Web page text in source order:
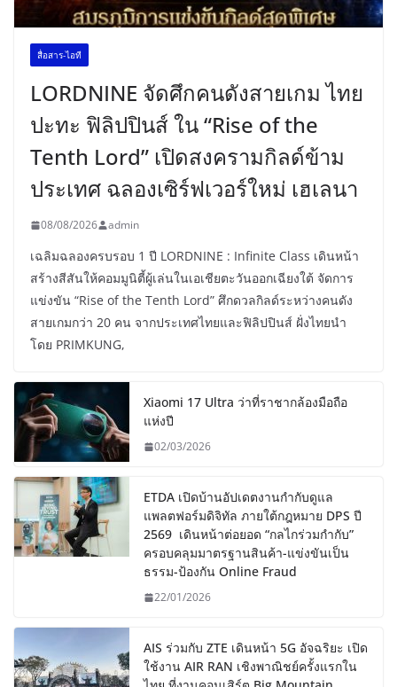
สื่อสาร-ไอที
LORDNINE จัดศึกคนดังสายเกม ไทย
ปะทะ ฟิลิปปินส์ ใน “Rise of the
Tenth Lord” เปิดสงครามกิลด์ข้าม
ประเทศ ฉลองเซิร์ฟเวอร์ใหม่ เฮเลนา
08/08/2026 admin
เฉลิมฉลองครบรอบ 1 ปี LORDNINE : Infinite Class เดินหน้า
สร้างสีสันให้คอมมูนิตี้ผู้เล่นในเอเชียตะวันออกเฉียงใต้ จัดการ
แข่งขัน “Rise of the Tenth Lord” ศึกดวลกิลด์ระหว่างคนดัง
สายเกมกว่า 20 คน จากประเทศไทยและฟิลิปปินส์ ฝั่งไทยนำ
โดย PRIMKUNG,
Xiaomi 17 Ultra ว่าที่ราชากล้องมือถือ
แห่งปี
02/03/2026
ETDA เปิดบ้านอัปเดตงานกำกับดูแล
แพลตฟอร์มดิจิทัล ภายใต้กฎหมาย DPS ปี
2569 เดินหน้าต่อยอด “กลไกร่วมกำกับ”
ครอบคลุมมาตรฐานสินค้า-แข่งขันเป็น
ธรรม-ป้องกัน Online Fraud
22/01/2026
AIS ร่วมกับ ZTE เดินหน้า 5G อัจฉริยะ เปิด
ใช้งาน AIR RAN เชิงพาณิชย์ครั้งแรกใน